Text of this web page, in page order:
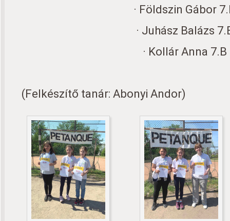
· Földszin Gábor
· Juhász Balázs
· Kollár Anna 7.B
(Felkészítő tanár: Abonyi Andor)